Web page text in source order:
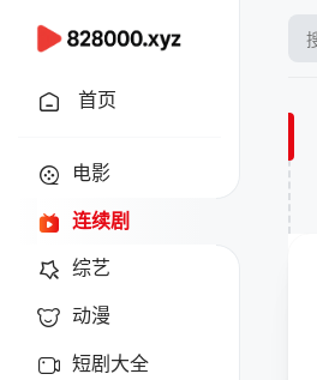
首页
电影
连续剧
综艺
动漫
短剧大全